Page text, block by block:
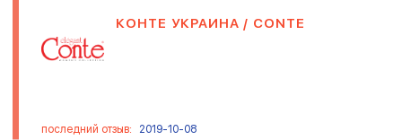
КОНТЕ УКРАИНА / CONTE
последний отзыв: 2019-10-08